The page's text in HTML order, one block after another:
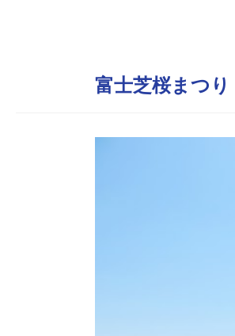
富士芝桜まつり